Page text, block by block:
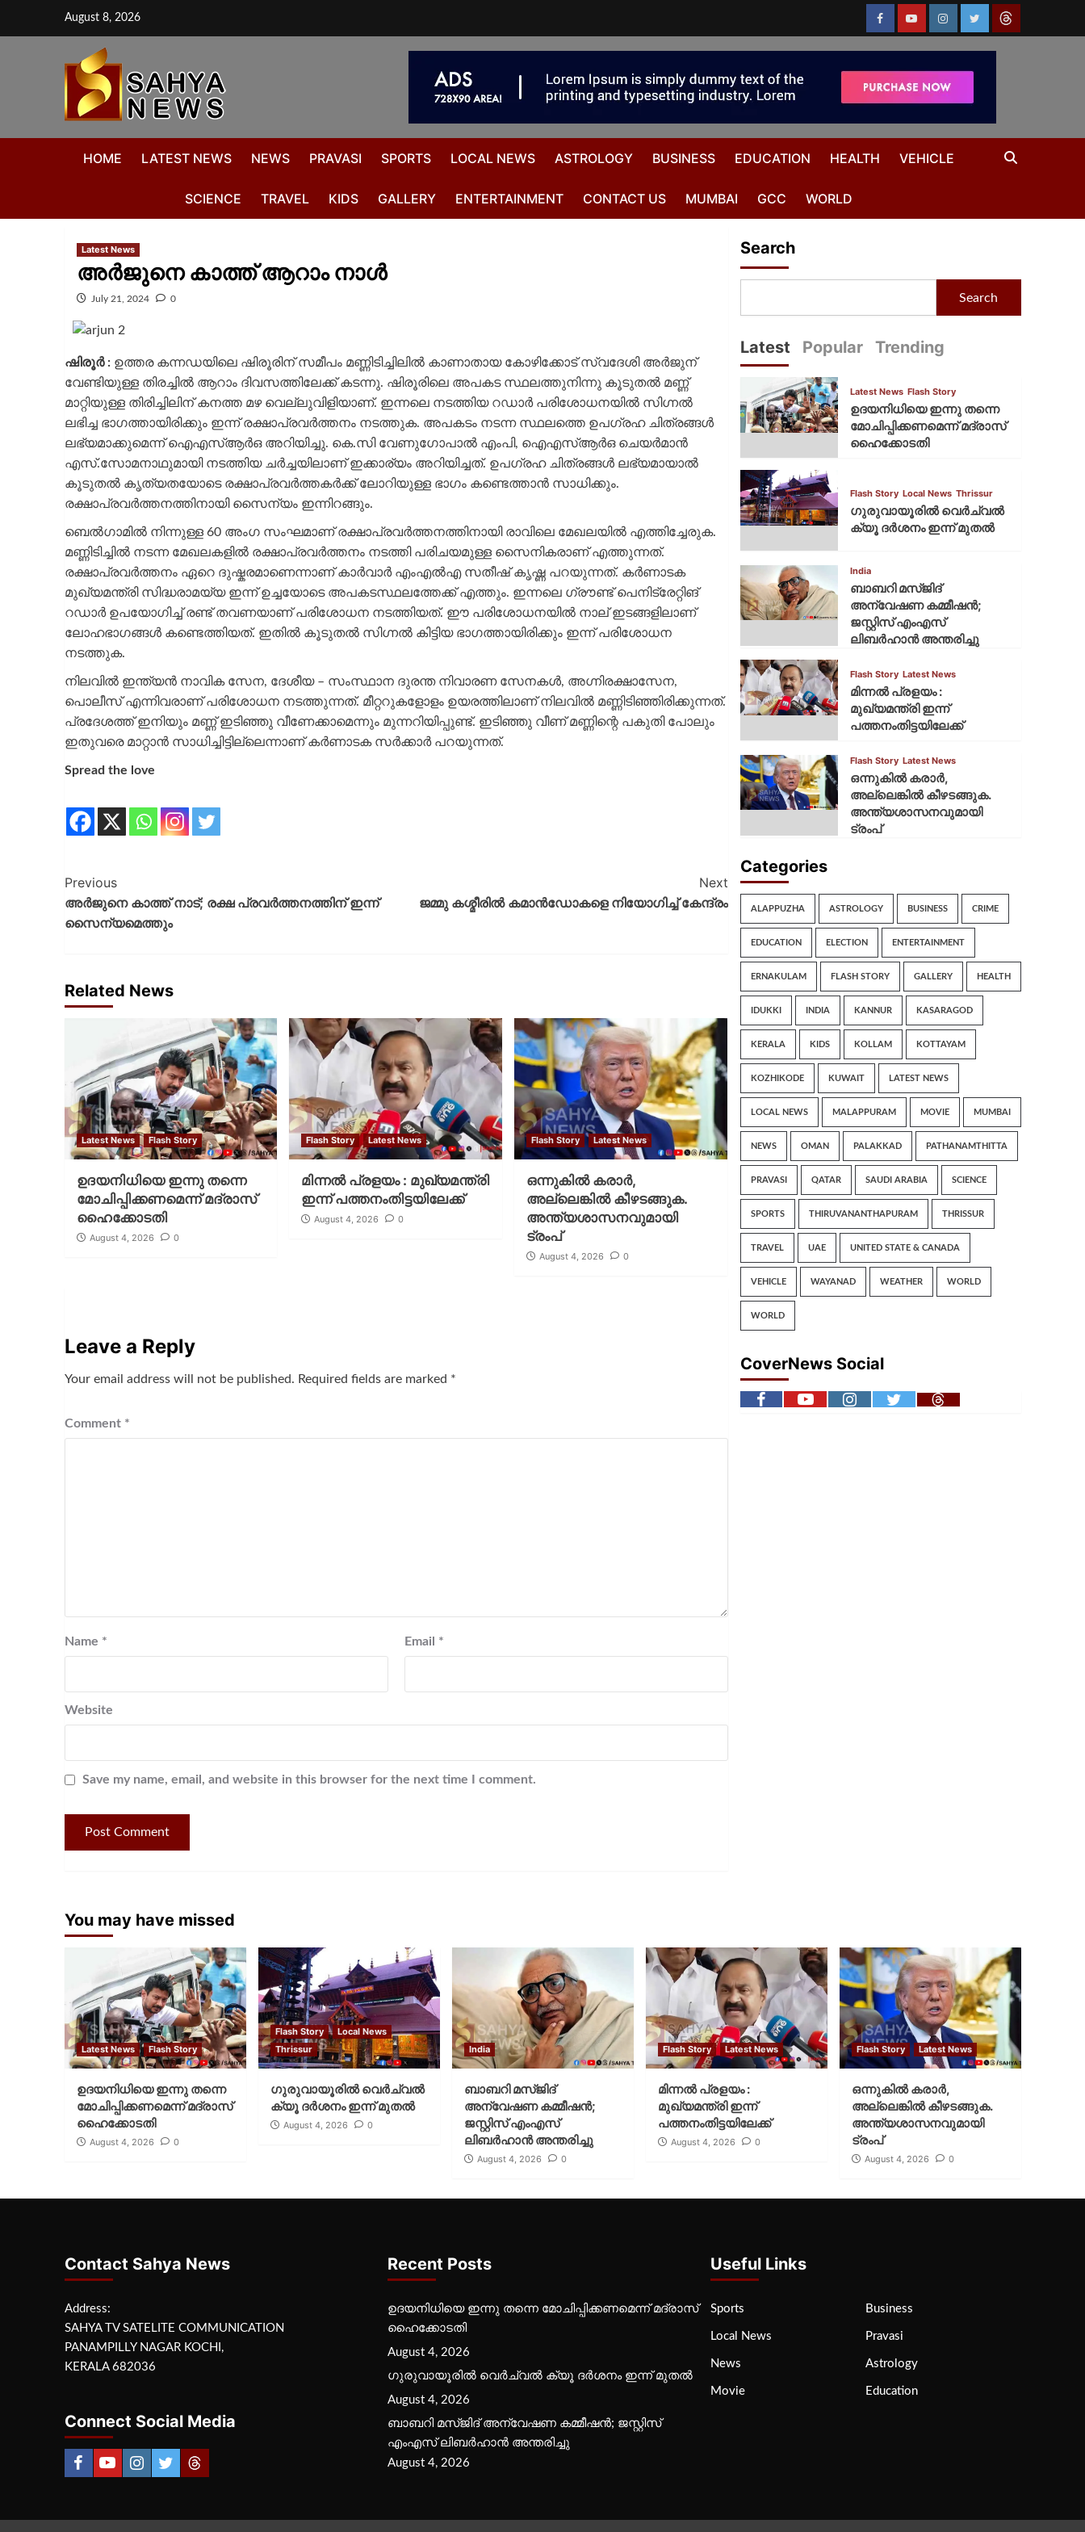
August 8, 2026
HOME LATEST NEWS NEWS PRAVASI SPORTS LOCAL NEWS ASTROLOGY BUSINESS EDUCATION HEALTH VEHICLE
SCIENCE TRAVEL KIDS GALLERY ENTERTAINMENT CONTACT US MUMBAI GCC WORLD
Latest News
അർജുനെ കാത്ത് ആറാം നാൾ
July 21, 2024 0
ഷിരൂർ :ഉത്തര കന്നഡയിലെ ഷിരൂരിന് സമീപം മണ്ണിടിച്ചിലിൽ കാണാതായ കോഴിക്കോട് സ്വദേശി അർജുന്
വേണ്ടിയുള്ള തിരച്ചിൽ ആറാം ദിവസത്തിലേക്ക് കടന്നു. ഷിരൂരിലെ അപകട സ്ഥലത്തുനിന്നു കൂടുതൽ മണ്ണ്
മാറ്റിയുള്ള തിരിച്ചിലിന് കനത്ത മഴ വെല്ലുവിളിയാണ്. ഇന്നലെ നടത്തിയ റഡാർ പരിശോധനയിൽ സിഗ്നൽ
ലഭിച്ച ഭാഗത്തായിരിക്കും ഇന്ന് രക്ഷാപ്രവർത്തനം നടത്തുക. അപകടം നടന്ന സ്ഥലത്തെ ഉപഗ്രഹ ചിത്രങ്ങൾ
ലഭ്യമാക്കുമെന്ന് ഐഎസ്ആർഒ അറിയിച്ചു. കെ.സി വേണുഗോപാൽ എംപി, ഐഎസ്ആർഒ ചെയർമാൻ
എസ്.സോമനാഥുമായി നടത്തിയ ചർച്ചയിലാണ് ഇക്കാര്യം അറിയിച്ചത്. ഉപഗ്രഹ ചിത്രങ്ങൾ ലഭ്യമായാൽ
കൂടുതൽ കൃത്യതയോടെ രക്ഷാപ്രവർത്തകർക്ക് ലോറിയുള്ള ഭാഗം കണ്ടെത്താൻ സാധിക്കും.
രക്ഷാപ്രവർത്തനത്തിനായി സൈന്യം ഇന്നിറങ്ങും.
ബെൽഗാമിൽ നിന്നുള്ള 60 അംഗ സംഘമാണ് രക്ഷാപ്രവർത്തനത്തിനായി രാവിലെ മേഖലയിൽ എത്തിച്ചേരുക.
മണ്ണിടിച്ചിൽ നടന്ന മേഖലകളിൽ രക്ഷാപ്രവർത്തനം നടത്തി പരിചയമുള്ള സൈനികരാണ് എത്തുന്നത്.
രക്ഷാപ്രവർത്തനം ഏറെ ദുഷ്കരമാണെന്നാണ് കാർവാർ എംഎൽഎ സതീഷ് കൃഷ്ണ പറയുന്നത്. കർണാടക
മുഖ്യമന്ത്രി സിദ്ധരാമയ്യ ഇന്ന് ഉച്ചയോടെ അപകടസ്ഥലത്തേക്ക് എത്തും. ഇന്നലെ ഗ്രൗണ്ട് പെനിട്രേറ്റിങ്
റ‍ഡാർ ഉപയോഗിച്ച് രണ്ട് തവണയാണ് പരിശോധന നടത്തിയത്. ഈ പരിശോധനയിൽ നാല് ഇടങ്ങളിലാണ്
ലോഹഭാഗങ്ങൾ കണ്ടെത്തിയത്. ഇതിൽ കൂടുതൽ സിഗ്നൽ കിട്ടിയ ഭാഗത്തായിരിക്കും ഇന്ന് പരിശോധന
നടത്തുക.
നിലവിൽ ഇന്ത്യൻ നാവിക സേന, ദേശീയ – സംസ്ഥാന ദുരന്ത നിവാരണ സേനകൾ, അഗ്നിരക്ഷാസേന,
പൊലീസ് എന്നിവരാണ് പരിശോധന നടത്തുന്നത്. മീറ്ററുകളോളം ഉയരത്തിലാണ് നിലവിൽ മണ്ണിടിഞ്ഞിരിക്കുന്നത്.
പ്രദേശത്ത് ഇനിയും മണ്ണ് ഇടിഞ്ഞു വീണേക്കാമെന്നും മുന്നറിയിപ്പുണ്ട്. ഇടിഞ്ഞു വീണ് മണ്ണിന്റെ പകുതി പോലും
ഇതുവരെ മാറ്റാൻ സാധിച്ചിട്ടില്ലെന്നാണ് കർണാടക സർക്കാർ പറയുന്നത്.
Spread the love
Previous
അർജുനെ കാത്ത് നാട്; രക്ഷ പ്രവർത്തനത്തിന് ഇന്ന്
സൈന്യമെത്തും
Next
ജമ്മു കശ്മീരിൽ കമാൻഡോകളെ നിയോഗിച്ച് കേന്ദ്രം
Related News
Latest News Flash Story
ഉദയനിധിയെ ഇന്നു തന്നെ
മോചിപ്പിക്കണമെന്ന് മദ്രാസ്
ഹൈക്കോടതി
August 4, 2026 0
Flash Story Latest News
മിന്നല്‍ പ്രളയം : മുഖ്യമന്ത്രി
ഇന്ന് പത്തനംതിട്ടയിലേക്ക്
August 4, 2026 0
Flash Story Latest News
ഒന്നുകില്‍ കരാര്‍,
അല്ലെങ്കില്‍ കീഴടങ്ങുക.
അന്ത്യശാസനവുമായി
ട്രംപ്
August 4, 2026 0
Leave a Reply
Your email address will not be published. Required fields are marked *
Comment *
Name * Email *
Website
Save my name, email, and website in this browser for the next time I comment.
Search
Search
Latest Popular Trending
Latest News Flash Story
ഉദയനിധിയെ ഇന്നു തന്നെ
മോചിപ്പിക്കണമെന്ന് മദ്രാസ്
ഹൈക്കോടതി
Flash Story Local News Thrissur
ഗുരുവായൂരില്‍ വെര്‍ച്വല്‍
ക്യൂ ദര്‍ശനം ഇന്ന് മുതല്‍
India
ബാബറി മസ്ജിദ്
അന്വേഷണ കമ്മീഷന്‍;
ജസ്റ്റിസ് എംഎസ്
ലിബര്‍ഹാന്‍ അന്തരിച്ചു
Flash Story Latest News
മിന്നല്‍ പ്രളയം :
മുഖ്യമന്ത്രി ഇന്ന്
പത്തനംതിട്ടയിലേക്ക്
Flash Story Latest News
ഒന്നുകില്‍ കരാര്‍,
അല്ലെങ്കില്‍ കീഴടങ്ങുക.
അന്ത്യശാസനവുമായി
ട്രംപ്
Categories
ALAPPUZHA ASTROLOGY BUSINESS CRIME
EDUCATION ELECTION ENTERTAINMENT
ERNAKULAM FLASH STORY GALLERY HEALTH
IDUKKI INDIA KANNUR KASARAGOD
KERALA KIDS KOLLAM KOTTAYAM
KOZHIKODE KUWAIT LATEST NEWS
LOCAL NEWS MALAPPURAM MOVIE MUMBAI
NEWS OMAN PALAKKAD PATHANAMTHITTA
PRAVASI QATAR SAUDI ARABIA SCIENCE
SPORTS THIRUVANANTHAPURAM THRISSUR
TRAVEL UAE UNITED STATE & CANADA
VEHICLE WAYANAD WEATHER WORLD
WORLD
CoverNews Social
You may have missed
Latest News Flash Story
ഉദയനിധിയെ ഇന്നു തന്നെ
മോചിപ്പിക്കണമെന്ന് മദ്രാസ്
ഹൈക്കോടതി
August 4, 2026 0
Flash Story
Local News
Thrissur
ഗുരുവായൂരില്‍ വെര്‍ച്വല്‍
ക്യൂ ദര്‍ശനം ഇന്ന് മുതല്‍
August 4, 2026 0
India
ബാബറി മസ്ജിദ്
അന്വേഷണ കമ്മീഷന്‍;
ജസ്റ്റിസ് എംഎസ്
ലിബര്‍ഹാന്‍ അന്തരിച്ചു
August 4, 2026 0
Flash Story Latest News
മിന്നല്‍ പ്രളയം :
മുഖ്യമന്ത്രി ഇന്ന്
പത്തനംതിട്ടയിലേക്ക്
August 4, 2026 0
Flash Story Latest News
ഒന്നുകില്‍ കരാര്‍,
അല്ലെങ്കില്‍ കീഴടങ്ങുക.
അന്ത്യശാസനവുമായി
ട്രംപ്
August 4, 2026 0
Contact Sahya News
Address:
SAHYA TV SATELITE COMMUNICATION
PANAMPILLY NAGAR KOCHI,
KERALA 682036
Connect Social Media
Recent Posts
ഉദയനിധിയെ ഇന്നു തന്നെ മോചിപ്പിക്കണമെന്ന് മദ്രാസ്
ഹൈക്കോടതി
August 4, 2026
ഗുരുവായൂരില്‍ വെര്‍ച്വല്‍ ക്യൂ ദര്‍ശനം ഇന്ന് മുതല്‍
August 4, 2026
ബാബറി മസ്ജിദ് അന്വേഷണ കമ്മീഷന്‍; ജസ്റ്റിസ്
എംഎസ് ലിബര്‍ഹാന്‍ അന്തരിച്ചു
August 4, 2026
Useful Links
Sports Business
Local News Pravasi
News Astrology
Movie Education